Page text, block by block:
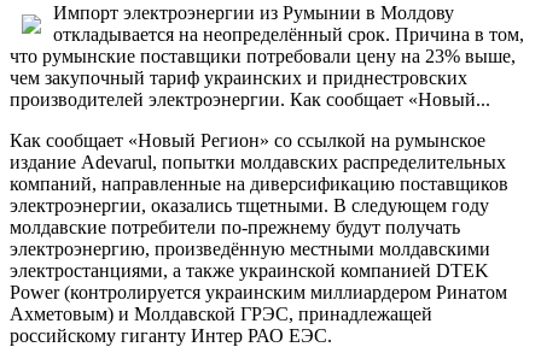
Импорт электроэнергии из Румынии в Молдову
откладывается на неопределённый срок. Причина в том,
что румынские поставщики потребовали цену на 23% выше,
чем закупочный тариф украинских и приднестровских
производителей электроэнергии. Как сообщает «Новый...
Как сообщает «Новый Регион» со ссылкой на румынское
издание Adevarul, попытки молдавских распределительных
компаний, направленные на диверсификацию поставщиков
электроэнергии, оказались тщетными. В следующем году
молдавские потребители по-прежнему будут получать
электроэнергию, произведённую местными молдавскими
электростанциями, а также украинской компанией DTEK
Power (контролируется украинским миллиардером Ринатом
Ахметовым) и Молдавской ГРЭС, принадлежащей
российскому гиганту Интер РАО ЕЭС.